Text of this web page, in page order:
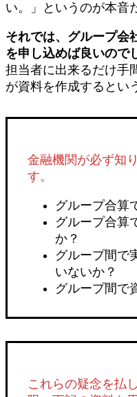
い。」というのが本音
それでは、グループ会
を申し込めば良いので
担当者に出来るだけ手
が資料を作成するとい
金融機関が必ず知
す。
グループ合算
グループ合算
か？
グループ間で
いないか？
グループ間で
これらの疑念を払